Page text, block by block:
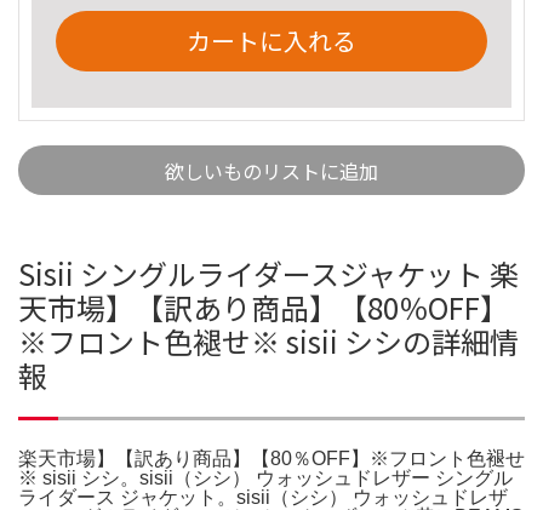
カートに入れる
欲しいものリストに追加
Sisii シングルライダースジャケット 楽
天市場】【訳あり商品】【80％OFF】
※フロント色褪せ※ sisii シシの詳細情
報
楽天市場】【訳あり商品】【80％OFF】※フロント色褪せ
※ sisii シシ。sisii（シシ） ウォッシュドレザー シングル
ライダース ジャケット。sisii（シシ） ウォッシュドレザ